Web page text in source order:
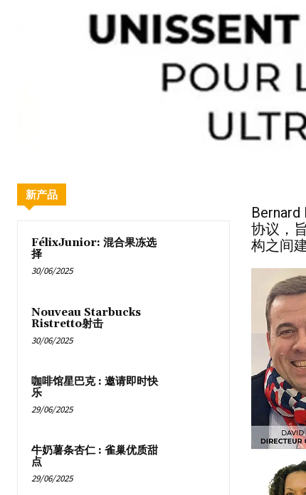
新产品
FélixJunior: 混合果冻选
择
30/06/2025
Nouveau Starbucks
Ristretto射击
30/06/2025
咖啡馆星巴克 : 邀请即时快
乐
29/06/2025
牛奶薯条杏仁 : 雀巢优质甜
点
29/06/2025
协议，
构之间